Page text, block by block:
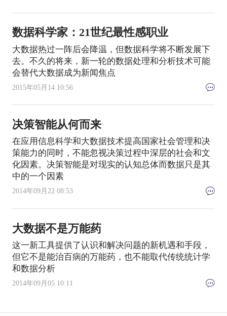
数据科学家：21世纪最性感职业
大数据热过一阵后会降温，但数据科学将不断发展下
去。不久的将来，新一轮的数据处理和分析技术可能
会替代大数据成为新闻焦点
2015年05月14 10:56
决策智能从何而来
在应用信息科学和大数据技术提高国家社会管理和决
策能力的同时，不能忽视决策过程中深层的社会和文
化因素。决策智能是对现实的认知总体而数据只是其
中的一个因素
2014年09月22 08:53
大数据不是万能药
这一新工具提供了认识和解决问题的新机遇和手段，
但它不是能治百病的万能药，也不能取代传统统计学
和数据分析
2014年09月05 10:11